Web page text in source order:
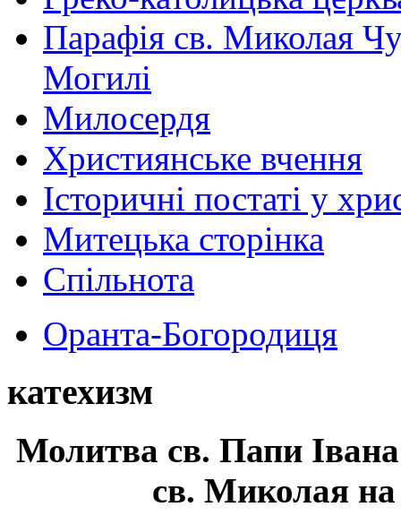
Парафія св. Миколая
Могилі
Милосердя
Християнське вчення
Історичні постаті у
Митецька сторінка
Спільнота
Оранта-Богородиця
катехизм
Молитва св. Папи
св. Миколая на